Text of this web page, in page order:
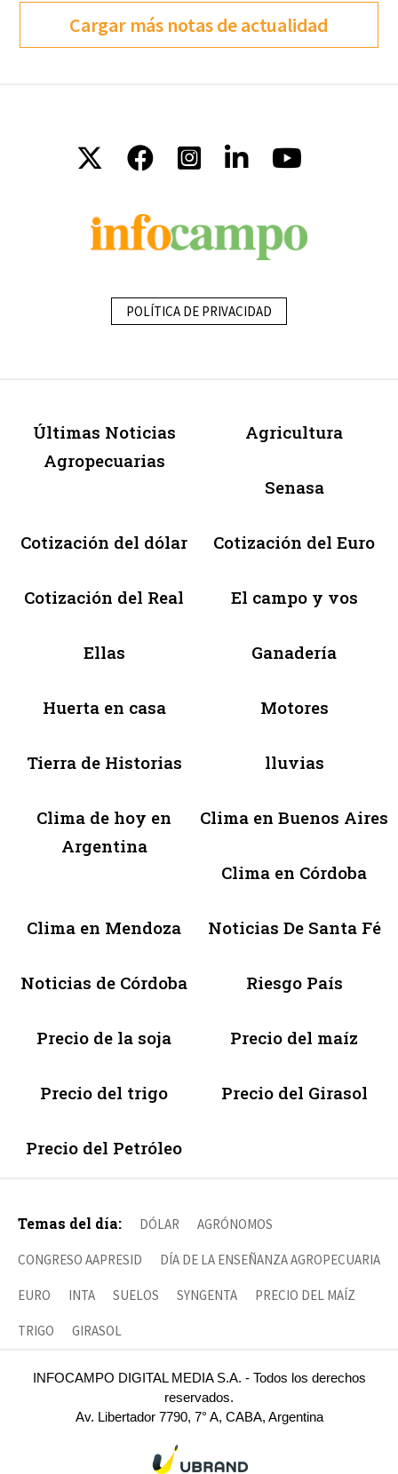
Cargar más notas de actualidad
POLÍTICA DE PRIVACIDAD
Últimas Noticias
Agropecuarias
Agricultura
Senasa
Cotización del dólar Cotización del Euro
Cotización del Real El campo y vos
Ellas Ganadería
Huerta en casa Motores
Tierra de Historias lluvias
Clima de hoy en
Argentina
Clima en Buenos Aires
Clima en Córdoba
Clima en Mendoza Noticias De Santa Fé
Noticias de Córdoba Riesgo País
Precio de la soja Precio del maíz
Precio del trigo Precio del Girasol
Precio del Petróleo
Temas del día: DÓLAR AGRÓNOMOS
CONGRESO AAPRESID DÍA DE LA ENSEÑANZA AGROPECUARIA
EURO INTA SUELOS SYNGENTA PRECIO DEL MAÍZ
TRIGO GIRASOL
INFOCAMPO DIGITAL MEDIA S.A. - Todos los derechos
reservados.
Av. Libertador 7790, 7° A, CABA, Argentina